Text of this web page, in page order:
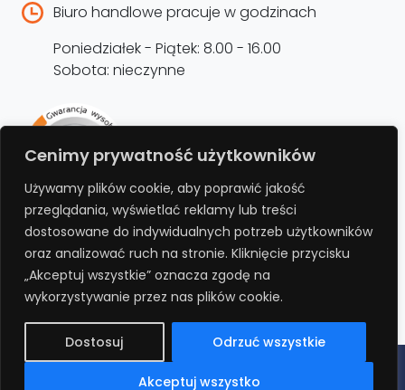
Cenimy prywatność użytkowników
Używamy plików cookie, aby poprawić jakość
przeglądania, wyświetlać reklamy lub treści
dostosowane do indywidualnych potrzeb użytkowników
oraz analizować ruch na stronie. Kliknięcie przycisku
„Akceptuj wszystkie” oznacza zgodę na
wykorzystywanie przez nas plików cookie.
Dostosuj Odrzuć wszystkie
Akceptuj wszystko
Biuro handlowe pracuje w godzinach
Poniedziałek - Piątek: 8.00 - 16.00
Sobota: nieczynne
przedłużenie gwarancji
Bezpłatnie przedłuż gwarancję o kolejne 12
miesięcy rejestrując produkt na stronie.
REJESTRUJ
Polityka prywatności Regulamin RODO